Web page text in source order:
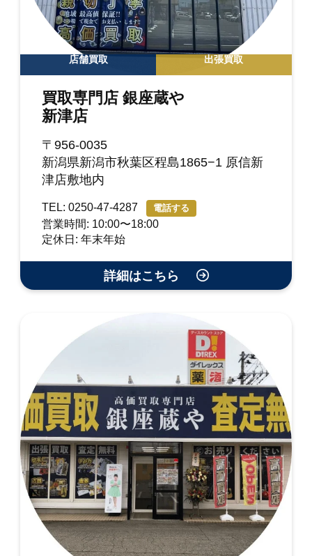
店舗買取 出張買取
買取専門店 銀座蔵や
新津店
〒956-0035
新潟県新潟市秋葉区程島1865−1 原信新
津店敷地内
TEL: 0250-47-4287 電話する
営業時間: 10:00〜18:00
定休日: 年末年始
詳細はこちら